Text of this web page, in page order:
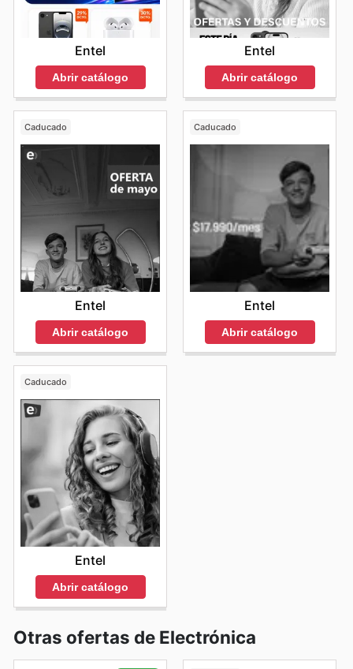
Entel
Abrir catálogo
Entel
Abrir catálogo
Caducado
Entel
Abrir catálogo
Caducado
Entel
Abrir catálogo
Caducado
Entel
Abrir catálogo
Otras ofertas de Electrónica